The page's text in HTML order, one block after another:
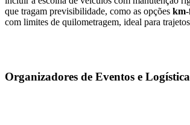
que tragam previsibilidade, como as opções
com limites de quilometragem, ideal para
Organizadores de Eventos e